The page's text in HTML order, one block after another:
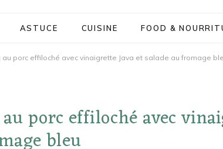
ASTUCE CUISINE FOOD &
au porc effiloché avec vinaigrette Java et salade au fromage
porc effiloché avec
bleu